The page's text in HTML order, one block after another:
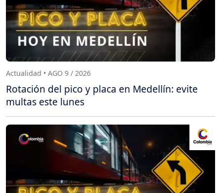
Actualidad • AGO 9 / 2026
Rotación del pico y placa en Medellín: evite
multas este lunes